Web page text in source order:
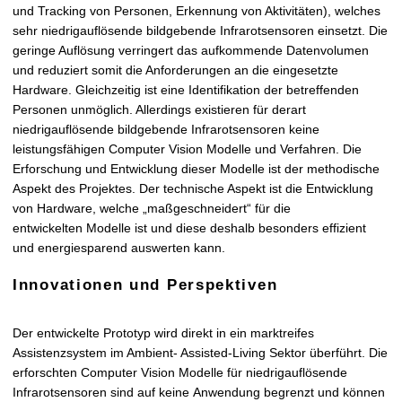
und Tracking von Personen, Erkennung von Aktivitäten), welches
sehr niedrigauflösende bildgebende Infrarotsensoren einsetzt. Die
geringe Auflösung verringert das aufkommende Datenvolumen
und reduziert somit die Anforderungen an die eingesetzte
Hardware. Gleichzeitig ist eine Identifikation der betreffenden
Personen unmöglich. Allerdings existieren für derart
niedrigauflösende bildgebende Infrarotsensoren keine
leistungsfähigen Computer Vision Modelle und Verfahren. Die
Erforschung und Entwicklung dieser Modelle ist der methodische
Aspekt des Projektes. Der technische Aspekt ist die Entwicklung
von Hardware, welche „maßgeschneidert“ für die
entwickelten Modelle ist und diese deshalb besonders effizient
und energiesparend auswerten kann.
Innovationen und Perspektiven
Der entwickelte Prototyp wird direkt in ein marktreifes
Assistenzsystem im Ambient- Assisted-Living Sektor überführt. Die
erforschten Computer Vision Modelle für niedrigauflösende
Infrarotsensoren sind auf keine Anwendung begrenzt und können